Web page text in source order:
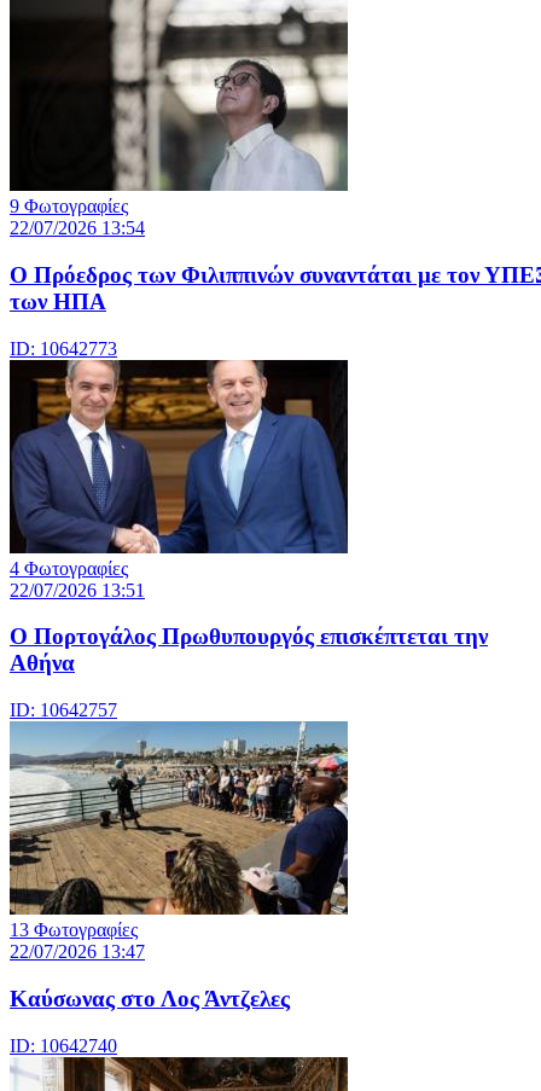
9 Φωτογραφίες
22/07/2026 13:54
Ο Πρόεδρος των Φιλιππινών συναντάται με τον
των ΗΠΑ
ID: 10642773
4 Φωτογραφίες
22/07/2026 13:51
Ο Πορτογάλος Πρωθυπουργός επισκέπτεται την
Αθήνα
ID: 10642757
13 Φωτογραφίες
22/07/2026 13:47
Καύσωνας στο Λος Άντζελες
ID: 10642740